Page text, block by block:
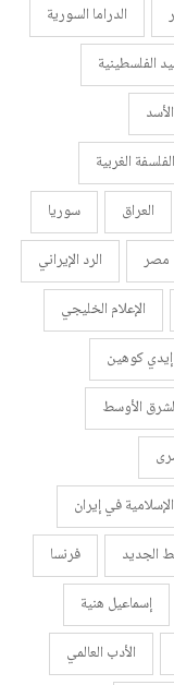
الدراما السورية
الفلسطينية
الفلسفة الغربية
العراق
سوريا
مصر
الرد الإيراني
الإعلام الخليجي
إيدي كوهين
الأوسط
في إيران
الجديد
فرنسا
إسماعيل هنية
الأدب العالمي